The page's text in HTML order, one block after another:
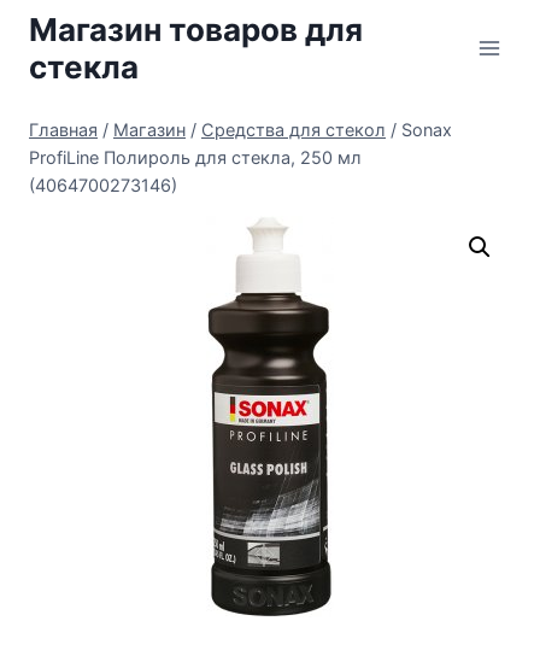
Перейти
содержимому
Магазин товаров для
стекла
Главная / Магазин / Средства для стекол / Sonax
ProfiLine Полироль для стекла, 250 мл
(4064700273146)